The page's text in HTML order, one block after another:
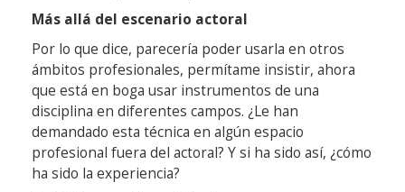
Más allá del escenario actoral
Por lo que dice, parecería poder usarla en otros
ámbitos profesionales, permítame insistir, ahora
que está en boga usar instrumentos de una
disciplina en diferentes campos. ¿Le han
demandado esta técnica en algún espacio
profesional fuera del actoral? Y si ha sido así, ¿cómo
ha sido la experiencia?